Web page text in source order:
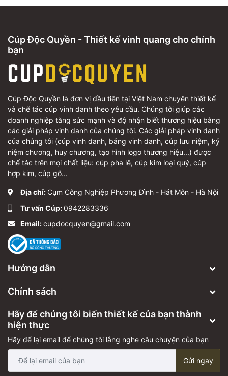
Cúp Độc Quyền - Thiết kế vinh quang cho chính
bạn
Cúp Độc Quyền là đơn vị đầu tiên tại Việt Nam chuyên thiết kế
và chế tác cúp vinh danh theo yêu cầu. Chúng tôi giúp các
doanh nghiệp tăng sức mạnh và độ nhận biết thương hiệu bằng
các giải pháp vinh danh của chúng tôi. Các giải pháp vinh danh
của chúng tôi (cúp vinh danh, bảng vinh danh, cúp lưu niệm, kỷ
niệm chương, huy chương, tạo hình logo thương hiệu...) được
chế tác trên mọi chất liệu: cúp pha lê, cúp kim loại quý, cúp
hợp kim, cúp gỗ...
Địa chỉ: Cụm Công Nghiệp Phương Đình - Hát Môn - Hà Nội
Tư vấn Cúp:0942283336
Email:cupdocquyen@gmail.com
Hướng dẫn
Chính sách
Hãy để chúng tôi biến thiết kế của bạn thành
hiện thực
Hãy để lại email để chúng tôi lắng nghe câu chuyện của bạn
Gửi ngay